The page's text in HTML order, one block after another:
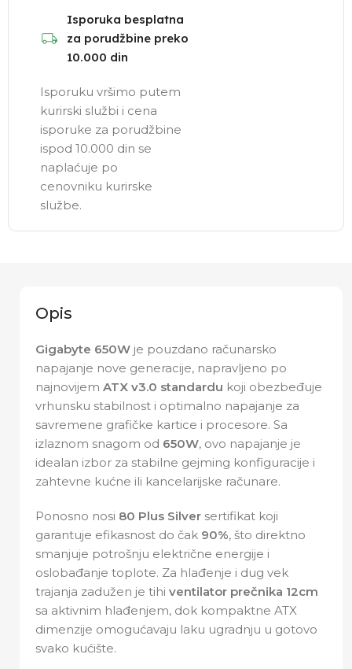
Isporuka besplatna
za porudžbine preko
10.000 din
Isporuku vršimo putem
kurirski službi i cena
isporuke za porudžbine
ispod 10.000 din se
naplaćuje po
cenovniku kurirske
službe.
Opis
Gigabyte 650W je pouzdano računarsko
napajanje nove generacije, napravljeno po
najnovijem ATX v3.0 standardu koji obezbeđuje
vrhunsku stabilnost i optimalno napajanje za
savremene grafičke kartice i procesore. Sa
izlaznom snagom od 650W, ovo napajanje je
idealan izbor za stabilne gejming konfiguracije i
zahtevne kućne ili kancelarijske računare.
Ponosno nosi 80 Plus Silver sertifikat koji
garantuje efikasnost do čak 90%, što direktno
smanjuje potrošnju električne energije i
oslobađanje toplote. Za hlađenje i dug vek
trajanja zadužen je tihi ventilator prečnika 12cm
sa aktivnim hlađenjem, dok kompaktne ATX
dimenzije omogućavaju laku ugradnju u gotovo
svako kućište.